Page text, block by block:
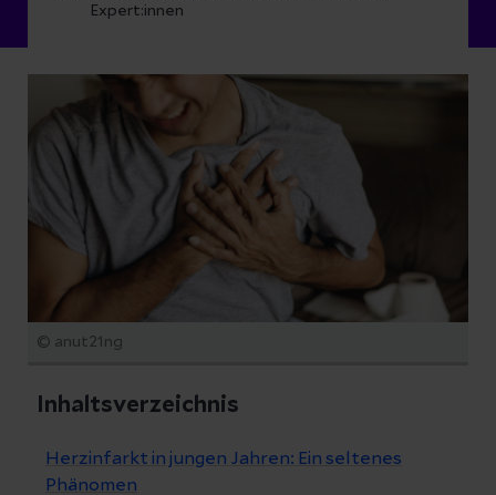
Expert:innen
© anut21ng
Inhaltsverzeichnis
Herzinfarkt in jungen Jahren: Ein seltenes
Phänomen